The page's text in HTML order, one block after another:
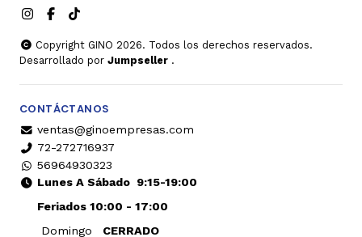
Copyright GINO 2026. Todos los derechos reservados.
Desarrollado por Jumpseller .
CONTÁCTANOS
ventas@ginoempresas.com
72-272716937
56964930323
Lunes A Sábado9:15-19:00
Feriados 10:00 - 17:00
Domingo
CERRADO